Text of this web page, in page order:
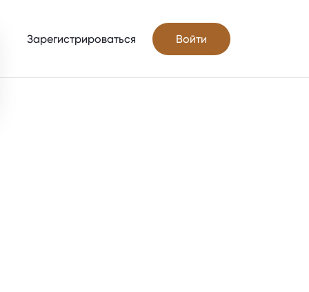
Зарегистрироваться Войти